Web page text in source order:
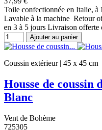
Toile confectionnée en Italie,
Lavable à la machine Retour
en 3 à 5 jours Livraison offerte
Ajouter au panier
Coussin extérieur | 45 x 45 cm
Housse de
Blanc
Vent de Bohème
725305